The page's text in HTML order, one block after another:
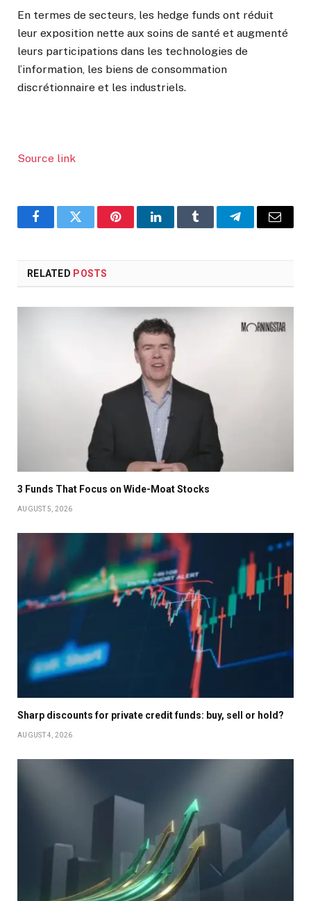
En termes de secteurs, les hedge funds ont réduit
leur exposition nette aux soins de santé et augmenté
leurs participations dans les technologies de
l’information, les biens de consommation
discrétionnaire et les industriels.
Source link
FacebookTwitter PinterestLinkedInTumblr TelegramEmail
RELATED POSTS
3 Funds That Focus on Wide-Moat Stocks
AUGUST 5, 2026
Sharp discounts for private credit funds: buy, sell or hold?
AUGUST 4, 2026